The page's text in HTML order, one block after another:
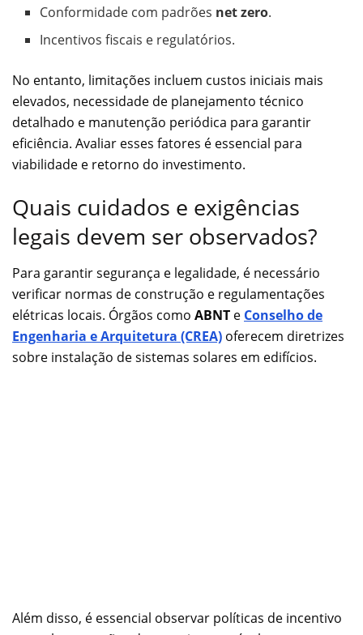
Conformidade com padrões net zero.
Incentivos fiscais e regulatórios.
No entanto, limitações incluem custos iniciais mais
elevados, necessidade de planejamento técnico
detalhado e manutenção periódica para garantir
eficiência. Avaliar esses fatores é essencial para
viabilidade e retorno do investimento.
Quais cuidados e exigências
legais devem ser observados?
Para garantir segurança e legalidade, é necessário
verificar normas de construção e regulamentações
elétricas locais. Órgãos como ABNT e Conselho de
Engenharia e Arquitetura (CREA) oferecem diretrizes
sobre instalação de sistemas solares em edifícios.
Além disso, é essencial observar políticas de incentivo